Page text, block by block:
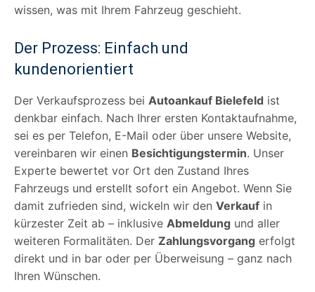
wissen, was mit Ihrem Fahrzeug geschieht.
Der Prozess: Einfach und
kundenorientiert
Der Verkaufsprozess bei Autoankauf Bielefeld ist
denkbar einfach. Nach Ihrer ersten Kontaktaufnahme,
sei es per Telefon, E-Mail oder über unsere Website,
vereinbaren wir einen Besichtigungstermin. Unser
Experte bewertet vor Ort den Zustand Ihres
Fahrzeugs und erstellt sofort ein Angebot. Wenn Sie
damit zufrieden sind, wickeln wir den Verkauf in
kürzester Zeit ab – inklusive Abmeldung und aller
weiteren Formalitäten. Der Zahlungsvorgang erfolgt
direkt und in bar oder per Überweisung – ganz nach
Ihren Wünschen.